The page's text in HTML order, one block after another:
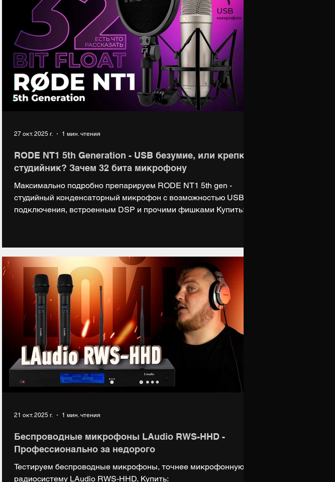
RODE NT1 5th Generation - USB безумие, или крепкий
студийник? Зачем 32 бита микрофону
Максимально подробно препарируем RODE NT1 5th gen -
студийный конденсаторный микрофон с возможностью USB
подключения, встроенным DSP и прочими фишками Купить:
НАШ МЕРЧ: https://digiup.vsemaykishop.ru Поддержать нас на
Boosty: https://boosty.to/digiup За вокальные тесты отдельное
спасибо: Наташе Мишиной (группа «Контрабанда») ВК:
https://vk.com/cont
27 окт. 2025 г. 1 мин. чтения
Беспроводные микрофоны LAudio RWS-HHD -
Профессионально за недорого
Тестируем беспроводные микрофоны, точнее микрофонную
радиосистему LAudio RWS-HHD. Купить:
21 окт. 2025 г. 1 мин. чтения